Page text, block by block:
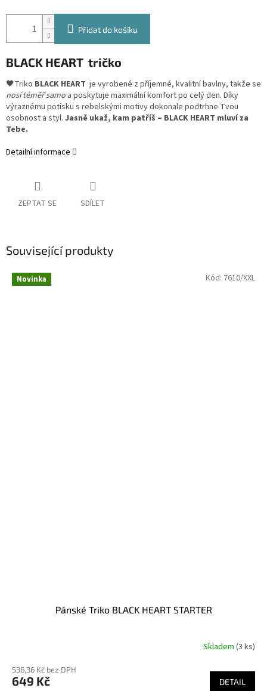
Přidat do košíku
BLACK HEART tričko
🖤Triko BLACK HEART je vyrobené z příjemné, kvalitní bavlny, takže se
nosí téměř samo a poskytuje maximální komfort po celý den. Díky
výraznému potisku s rebelskými motivy dokonale podtrhne Tvou
osobnost a styl. Jasně ukaž, kam patříš – BLACK HEART mluví za
Tebe.
Detailní informace
ZEPTAT SE SDÍLET
Související produkty
Novinka
Pánské Triko BLACK HEART STARTER
produktu
je
Skladem(3 ks)
536,36 Kč bez DPH
649 Kč DETAIL
Kód: 7610/XXL